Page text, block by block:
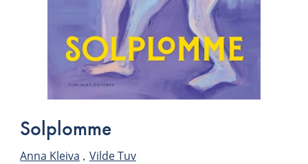
Solplomme
Anna Kleiva Vilde Tuv